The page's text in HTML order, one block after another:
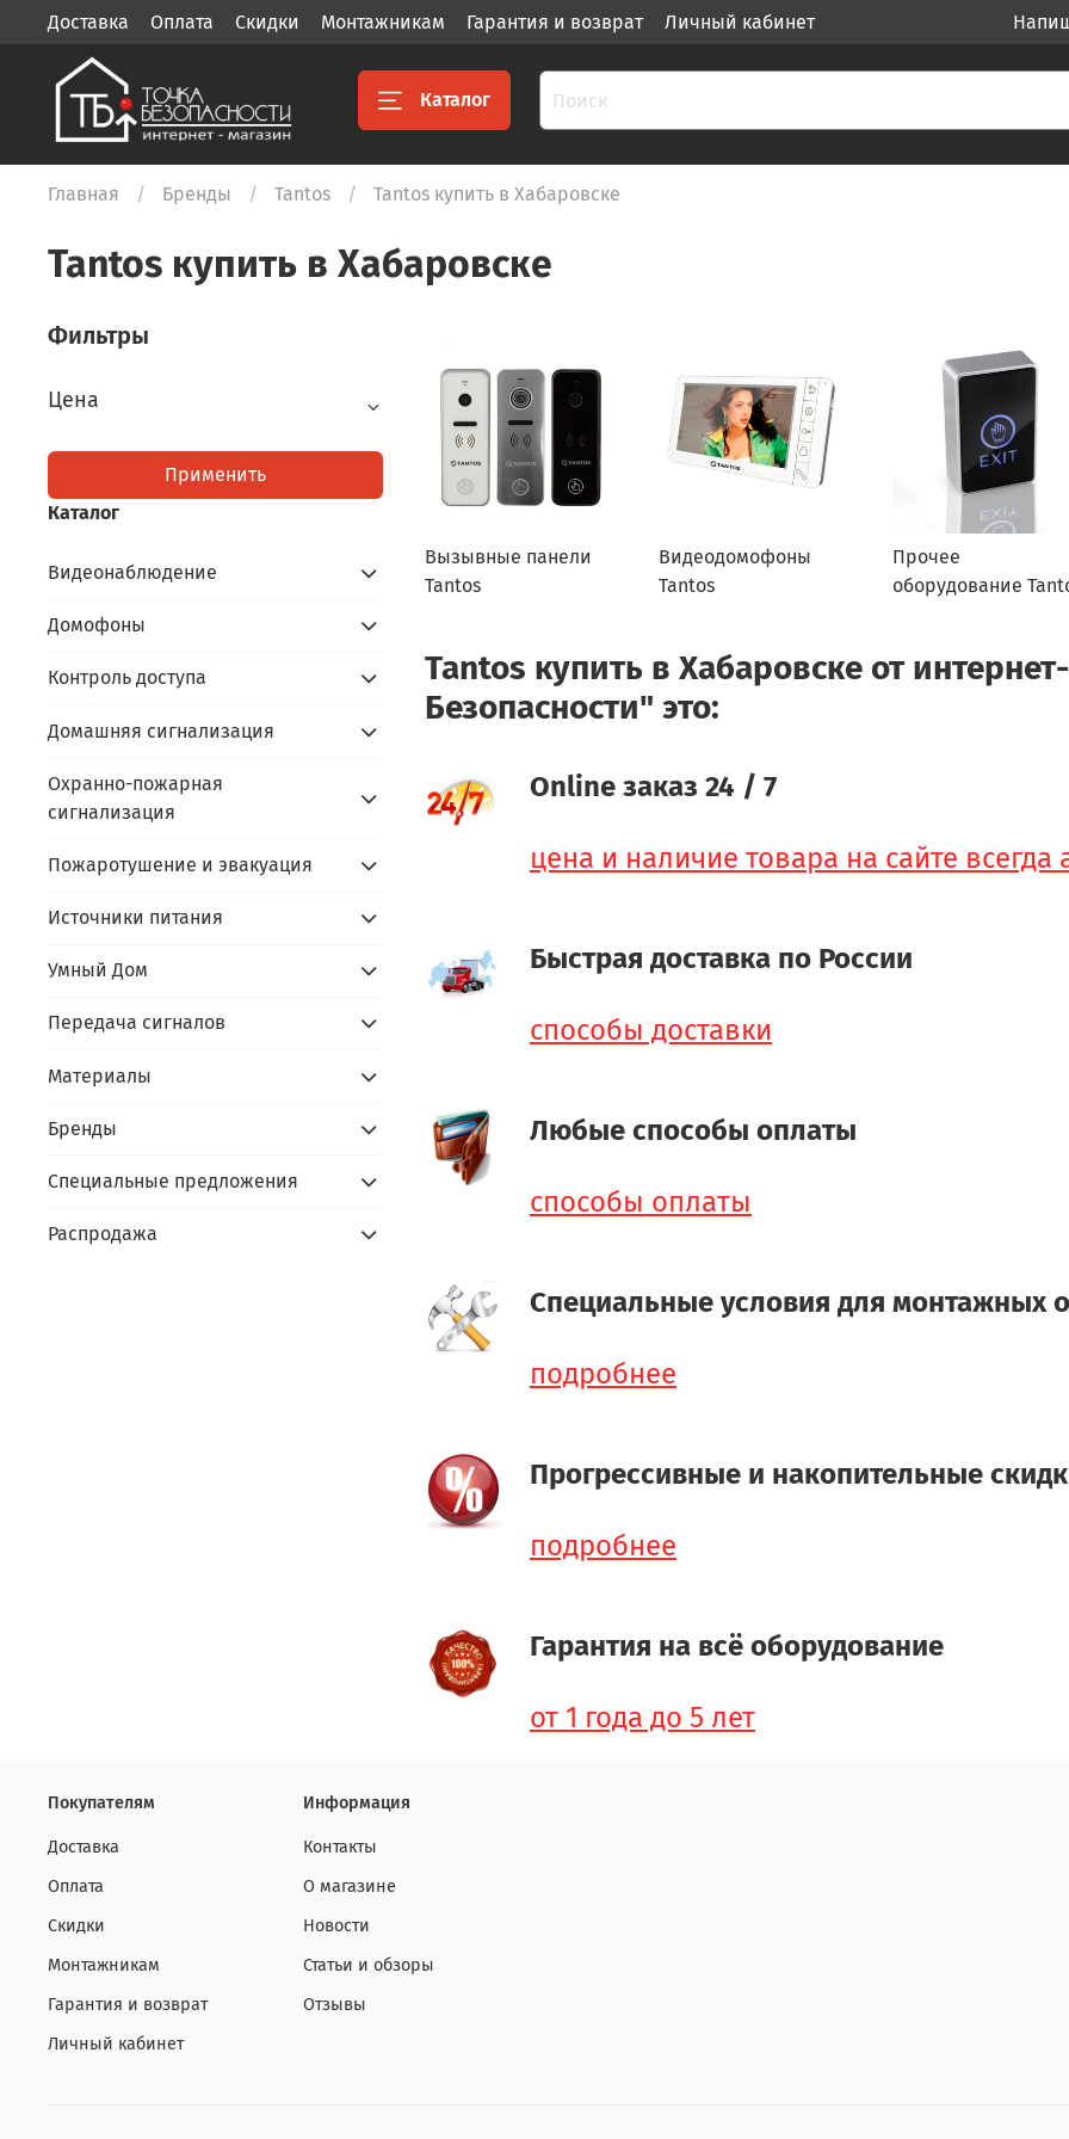
Доставка Оплата Скидки Монтажникам Гарантия и возврат Личный кабинет
Каталог
Главная Бренды Tantos Tantos купить в Хабаровске
Tantos купить в Хабаровске
Вызывные панели
Tantos
Видеодомофоны
Tantos
Прочее
оборудование
Tantos купить в Хабаровске от
Безопасности" это:
Online заказ 24 / 7
цена и наличие товара на сайте всегда
Быстрая доставка по России
способы доставки
Любые способы оплаты
способы оплаты
Специальные условия для монтажных
подробнее
Прогрессивные и накопительные
подробнее
Гарантия на всё оборудование
от 1 года до 5 лет
Фильтры
Цена
Применить
Каталог
Видеонаблюдение
Домофоны
Контроль доступа
Домашняя сигнализация
Охранно-пожарная
сигнализация
Пожаротушение и эвакуация
Источники питания
Умный Дом
Передача сигналов
Материалы
Бренды
Специальные предложения
Распродажа
Покупателям
Доставка
Оплата
Скидки
Монтажникам
Гарантия и возврат
Личный кабинет
Информация
Контакты
О магазине
Новости
Статьи и обзоры
Отзывы